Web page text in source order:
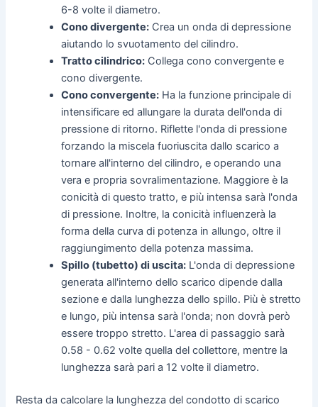
6-8 volte il diametro.
Cono divergente: Crea un onda di depressione
aiutando lo svuotamento del cilindro.
Tratto cilindrico: Collega cono convergente e
cono divergente.
Cono convergente: Ha la funzione principale di
intensificare ed allungare la durata dell'onda di
pressione di ritorno. Riflette l'onda di pressione
forzando la miscela fuoriuscita dallo scarico a
tornare all'interno del cilindro, e operando una
vera e propria sovralimentazione. Maggiore è la
conicità di questo tratto, e più intensa sarà l'onda
di pressione. Inoltre, la conicità influenzerà la
forma della curva di potenza in allungo, oltre il
raggiungimento della potenza massima.
Spillo (tubetto) di uscita: L'onda di depressione
generata all'interno dello scarico dipende dalla
sezione e dalla lunghezza dello spillo. Più è stretto
e lungo, più intensa sarà l'onda; non dovrà però
essere troppo stretto. L'area di passaggio sarà
0.58 - 0.62 volte quella del collettore, mentre la
lunghezza sarà pari a 12 volte il diametro.
Resta da calcolare la lunghezza del condotto di scarico